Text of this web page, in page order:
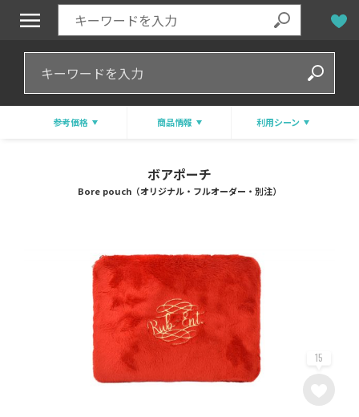
参考価格 商品情報 利用シーン
ボアポーチ
Bore pouch（オリジナル・フルオーダー・別注）
15